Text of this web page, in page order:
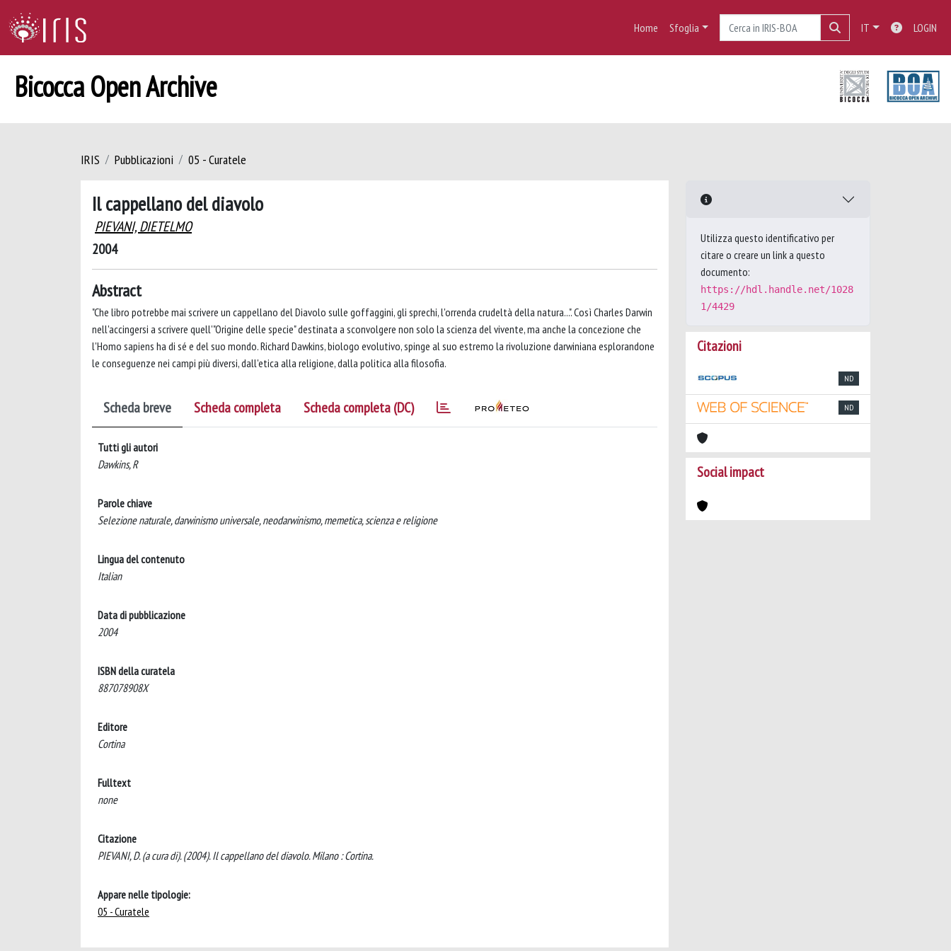
Home Sfoglia IT LOGIN
Bicocca Open Archive
IRIS Pubblicazioni 05 - Curatele
Il cappellano del diavolo
PIEVANI, DIETELMO
2004
Abstract
"Che libro potrebbe mai scrivere un cappellano del Diavolo sulle goffaggini, gli sprechi, l'orrenda crudeltà della natura...". Così Charles Darwin
nell'accingersi a scrivere quell'"Origine delle specie" destinata a sconvolgere non solo la scienza del vivente, ma anche la concezione che
l'Homo sapiens ha di sé e del suo mondo. Richard Dawkins, biologo evolutivo, spinge al suo estremo la rivoluzione darwiniana esplorandone
le conseguenze nei campi più diversi, dall'etica alla religione, dalla politica alla filosofia.
Scheda breve Scheda completa Scheda completa (DC)
Tutti gli autori
Dawkins, R
Parole chiave
Selezione naturale, darwinismo universale, neodarwinismo, memetica, scienza e religione
Lingua del contenuto
Italian
Data di pubblicazione
2004
ISBN della curatela
887078908X
Editore
Cortina
Fulltext
none
Citazione
PIEVANI, D. (a cura di). (2004). Il cappellano del diavolo. Milano : Cortina.
Appare nelle tipologie:
05 - Curatele
Utilizza questo identificativo per
citare o creare un link a questo
documento:
https://hdl.handle.net/1028
1/4429
Citazioni
ND
ND
Social impact